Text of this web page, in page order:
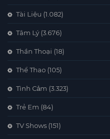
Tài Liệu (1.082)
Tâm Lý (3.676)
Thần Thoại (18)
Thể Thao (105)
Tình Cảm (3.323)
Trẻ Em (84)
TV Shows (151)